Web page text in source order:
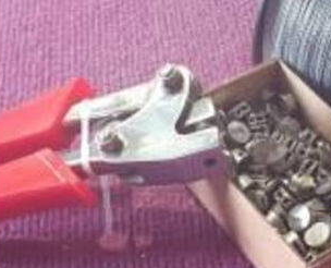
metal común, para prendas de
vestir, calzado, toldos,
marroquinería y demás, incl. las
partes de artículos de la partida
8308, de metal común (exc. corchet
País de Origen:
España
Sector Industrial:
Otros